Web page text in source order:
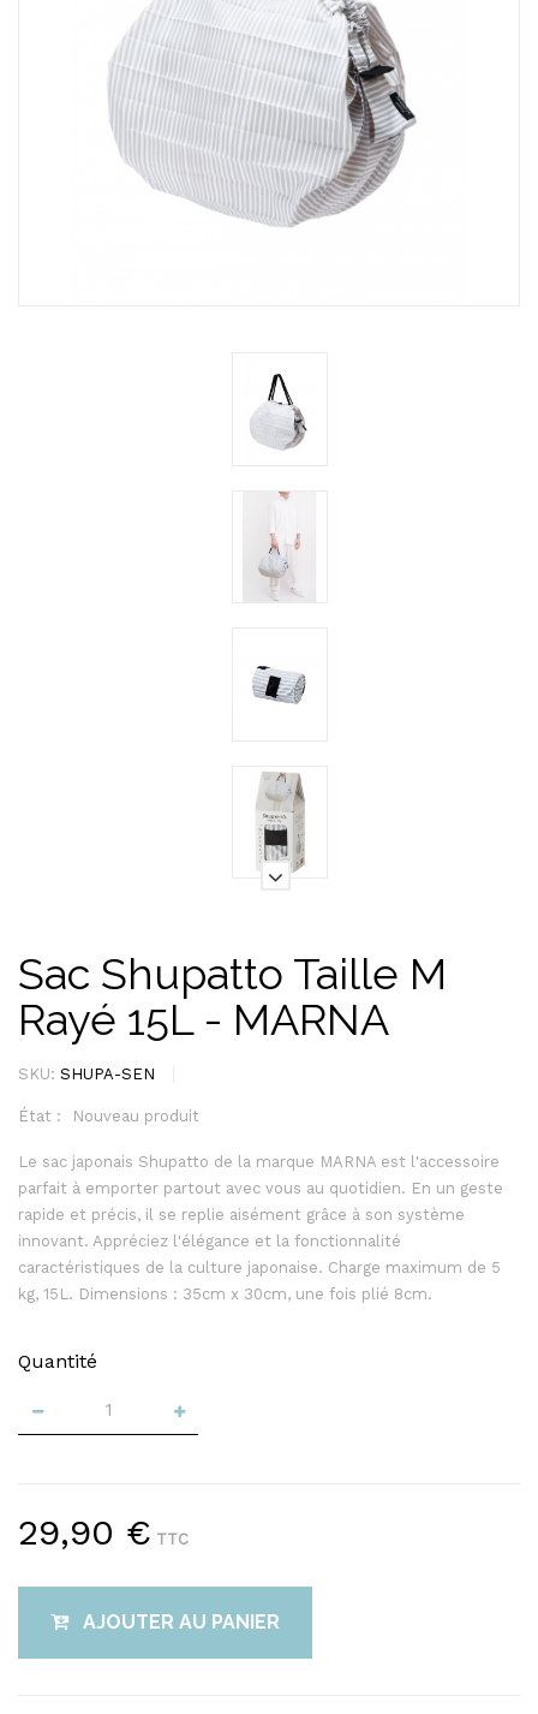
Sac Shupatto Taille M
Rayé 15L - MARNA
SKU: SHUPA-SEN
État : Nouveau produit
Le sac japonais Shupatto de la marque MARNA est l'accessoire
parfait à emporter partout avec vous au quotidien. En un geste
rapide et précis, il se replie aisément grâce à son système
innovant. Appréciez l'élégance et la fonctionnalité
caractéristiques de la culture japonaise. Charge maximum de 5
kg, 15L. Dimensions : 35cm x 30cm, une fois plié 8cm.
Quantité
29,90 € TTC
AJOUTER AU PANIER